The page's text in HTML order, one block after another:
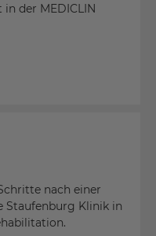
der MEDICLIN
nach einer
Staufenburg Klinik in